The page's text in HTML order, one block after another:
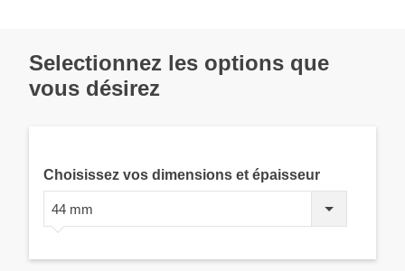
Selectionnez les options que
vous désirez
Choisissez vos dimensions et épaisseur
44 mm